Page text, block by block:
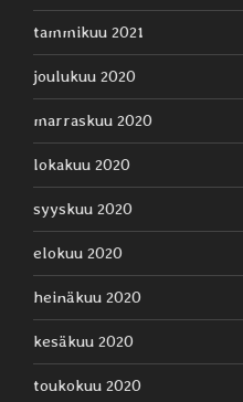
tammikuu 2021
joulukuu 2020
marraskuu 2020
lokakuu 2020
syyskuu 2020
elokuu 2020
heinäkuu 2020
kesäkuu 2020
toukokuu 2020